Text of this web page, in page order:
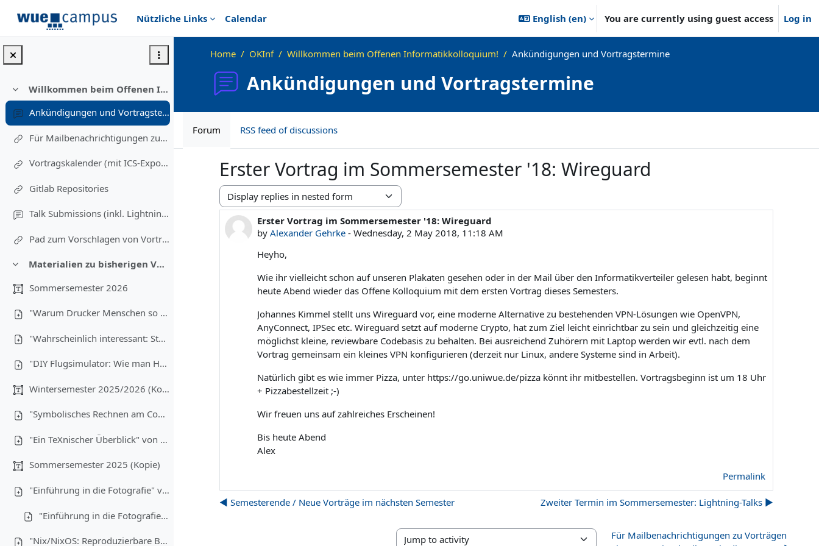
Nützliche Links
Calendar English ‎(en)‎ You are currently using guest access Log in
Collapse
Willkommen beim Offenen Informatikkolloquium!
Ankündigungen und Vortragstermine
Für Mailbenachrichtigungen zu Vorträgen eintragen (Einschreibung in diesen Kurs)
Vortragskalender (mit ICS-Export)
Gitlab Repositories
Talk Submissions (inkl. Lightning Talks)
Pad zum Vorschlagen von Vortragsthemen und freiwillig Melden
Collapse
Materialien zu bisherigen Vorträgen
Sommersemester 2026
"Warum Drucker Menschen so sehr hassen" von Christoph Brehm (08.07.2026)
"Wahrscheinlich interessant: Statistik für Informatiker:innen" von Anton Ehrmanntraut (17.06.2026)
"DIY Flugsimulator: Wie man Hardware günstig bauen kann" von Lukas Wiener, Maximilian Laumen und Yannick Buchen (03.06.2026)
Wintersemester 2025/2026 (Kopie)
"Symbolisches Rechnen am Computer" von Christoph Brehm (17.12.2025)
"Ein TeXnischer Überblick" von Anton Ehrmanntraut (10.12.2025)
Sommersemester 2025 (Kopie)
"Einführung in die Fotografie" von Tim Hegemann und Alexander Gehrke (16.07.2025) - Teil 1
"Einführung in die Fotografie" - Teil 2
"Nix/NixOS: Reproduzierbare Builds, Funktionale Packages" von Robin Finkelmann (21.05.2025)
Home OKInf Willkommen beim Offenen Informatikkolloquium! Ankündigungen und Vortragstermine
Ankündigungen und Vortragstermine
Forum RSS feed of discussions
Erster Vortrag im Sommersemester '18: Wireguard
Display mode
Erster Vortrag im Sommersemester '18: Wireguard
by Alexander Gehrke - Wednesday, 2 May 2018, 11:18 AM
Number of replies: 0
Heyho,
Wie ihr vielleicht schon auf unseren Plakaten gesehen oder in der Mail über den Informatikverteiler gelesen habt, beginnt
heute Abend wieder das Offene Kolloquium mit dem ersten Vortrag dieses Semesters.
Johannes Kimmel stellt uns Wireguard vor, eine moderne Alternative zu bestehenden VPN-Lösungen wie OpenVPN,
AnyConnect, IPSec etc. Wireguard setzt auf moderne Crypto, hat zum Ziel leicht einrichtbar zu sein und gleichzeitig eine
möglichst kleine, reviewbare Codebasis zu behalten. Bei ausreichend Zuhörern mit Laptop werden wir evtl. nach dem
Vortrag gemeinsam ein kleines VPN konfigurieren (derzeit nur Linux, andere Systeme sind in Arbeit).
Natürlich gibt es wie immer Pizza, unter https://go.uniwue.de/pizza könnt ihr mitbestellen. Vortragsbeginn ist um 18 Uhr
+ Pizzabestellzeit ;-)
Wir freuen uns auf zahlreiches Erscheinen!
Bis heute Abend
Alex
Permalink
◀︎ Semesterende / Neue Vorträge im nächsten Semester Zweiter Termin im Sommersemester: Lightning-Talks ▶︎
Für Mailbenachrichtigungen zu Vorträgen